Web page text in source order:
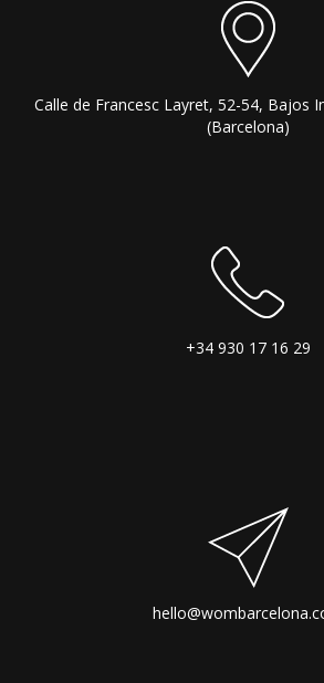
Calle de Francesc Layret, 52-54, Bajos
(Barcelona)
+34 930 17 16 29